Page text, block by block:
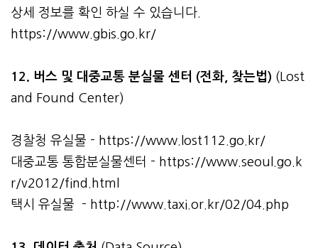
상세 정보를 확인 하실 수 있습니다.
https://www.gbis.go.kr/
12. 버스 및 대중교통 분실물 센터 (전화, 찾는법) (Lost
and Found Center)
경찰청 유실물 - https://www.lost112.go.kr/
대중교통 통합분실물센터 - https://www.seoul.go.k
r/v2012/find.html
택시 유실물 - http://www.taxi.or.kr/02/04.php